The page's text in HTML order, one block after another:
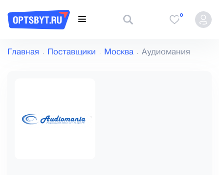
0
Главная Поставщики Москва Аудиомания